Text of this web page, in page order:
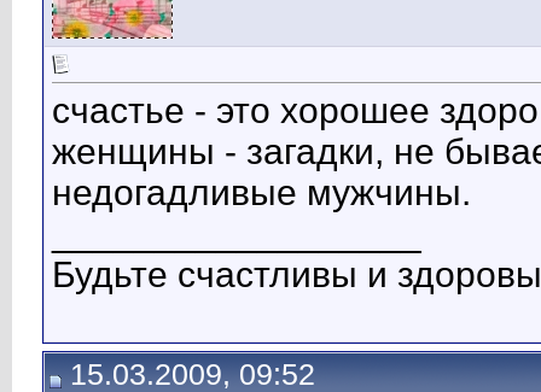
счастье - это хорошее
женщины - загадки, не
недогадливые мужчины.
Будьте счастливы и
15.03.2009, 09:52